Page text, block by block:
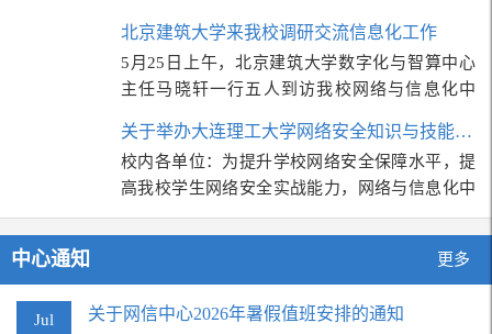
北京建筑大学来我校调研交流信息化工作
5月25日上午，北京建筑大学数字化与智算中心
主任马晓轩一行五人到访我校网络与信息化中
关于举办大连理工大学网络安全知识与技能竞赛 及…
校内各单位：为提升学校网络安全保障水平，提
高我校学生网络安全实战能力，网络与信息化中
心将于2026年5月10日举办首届大连理…
中心通知 更多
Jul 关于网信中心2026年暑假值班安排的通知